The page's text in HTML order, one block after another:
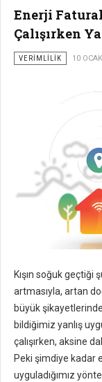
Enerji
Çalışırken
VERIMLILIK 10
Kışın soğuk geçtiği
artmasıyla, artan
büyük
bildiğimiz yanlış
çalışırken, aksine
Peki şimdiye kadar
uyguladığımız